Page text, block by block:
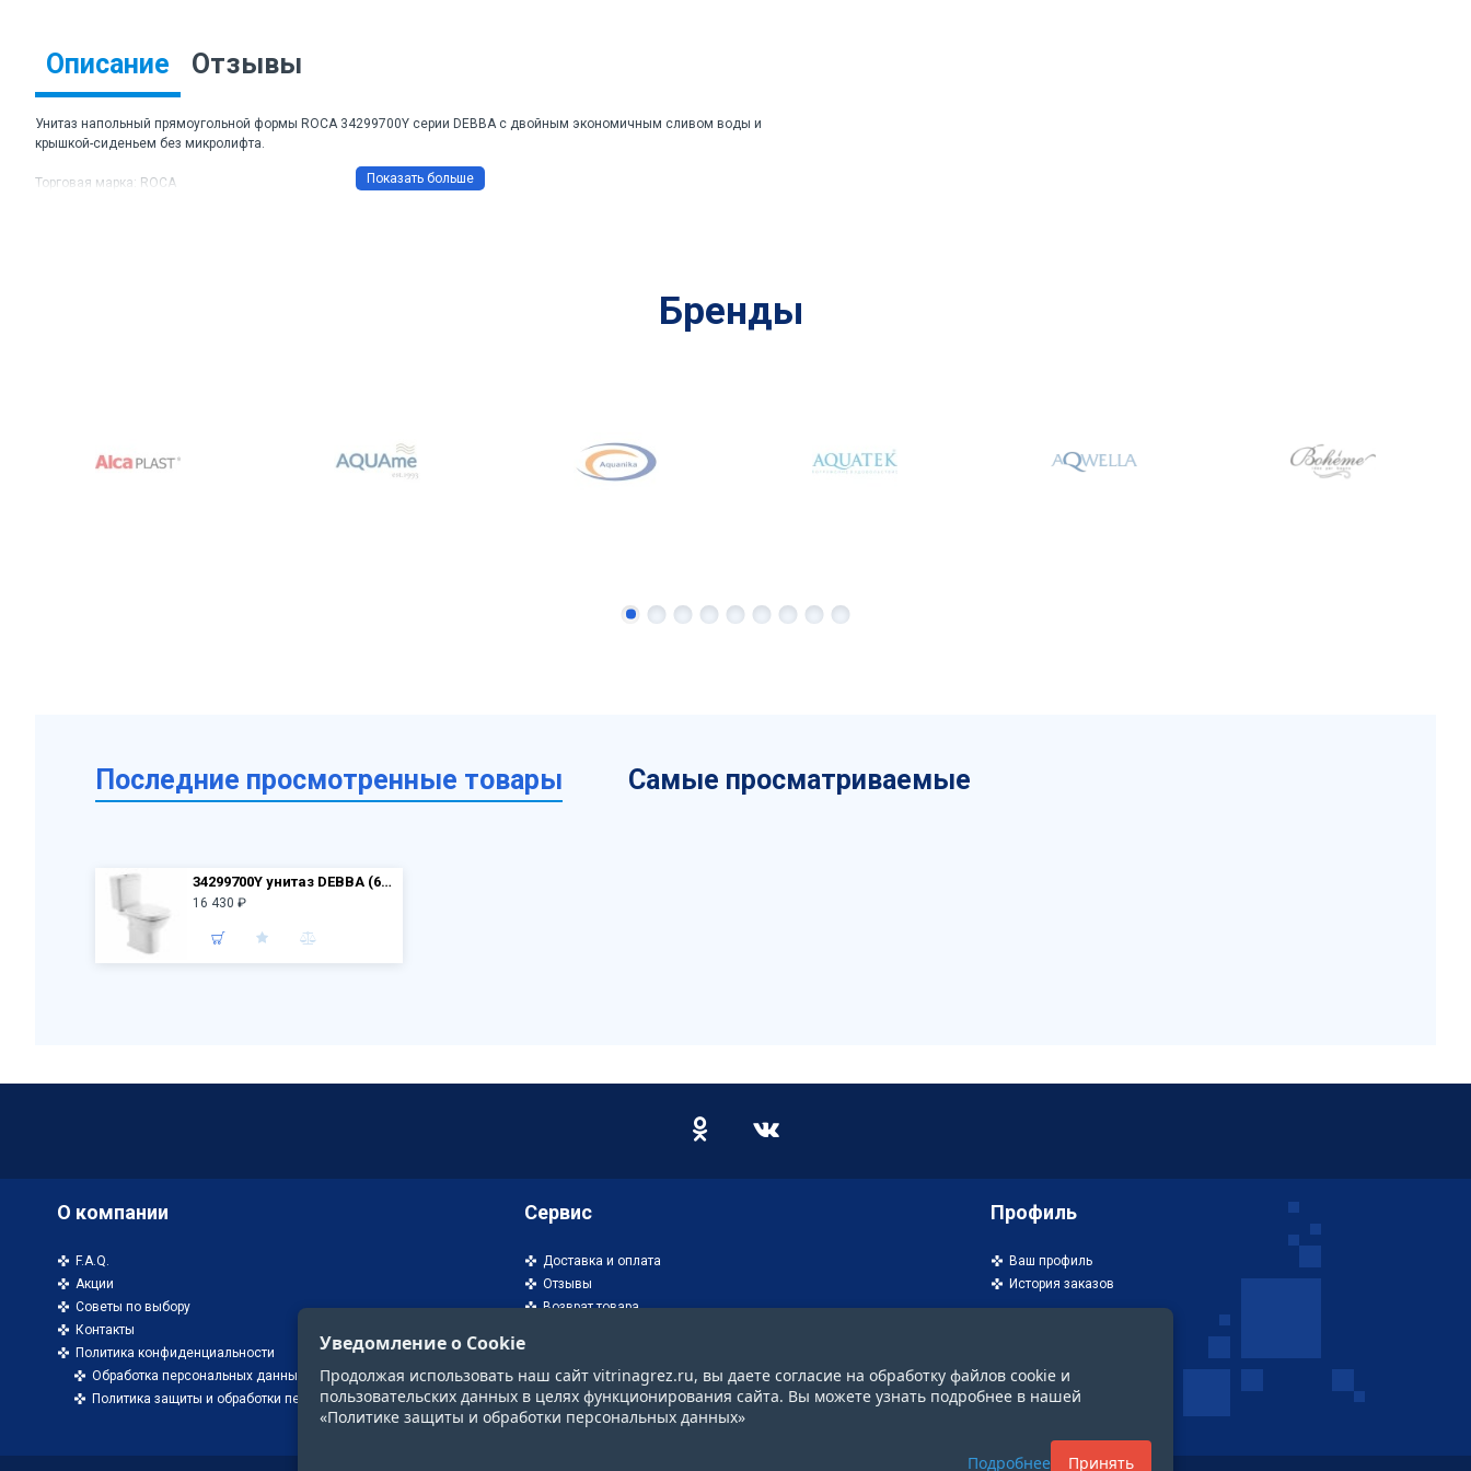
Описание Отзывы
Унитаз напольный прямоугольной формы ROCA 34299700Y серии DEBBA с двойным экономичным сливом воды и
крышкой-сиденьем без микролифта.
Торговая марка: ROCA
Бренды
Последние просмотренные товары Самые просматриваемые
34299700Y унитаз DEBBA (65,5х35,5х40) + бачок 34199100Y + крышка 8019D0004(а)****
16 430 ₽
О компании
F.A.Q.
Акции
Советы по выбору
Контакты
Политика конфиденциальности
Обработка персональных данных
Политика защиты и обработки персональных данных
Сервис
Доставка и оплата
Отзывы
Возврат товара
Профиль
Ваш профиль
История заказов
Уведомление о Cookie
Продолжая использовать наш сайт vitrinagrez.ru, вы даете согласие на обработку файлов cookie и
пользовательских данных в целях функционирования сайта. Вы можете узнать подробнее в нашей
«Политике защиты и обработки персональных данных»
Подробнее Принять